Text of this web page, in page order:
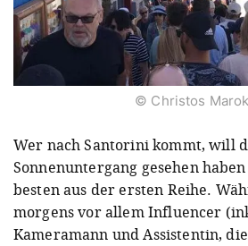
© Christos
Wer nach Santorini kommt, will
Sonnenuntergang gesehen
besten aus der ersten Reihe.
morgens vor allem Influencer
Kameramann und Assistentin,